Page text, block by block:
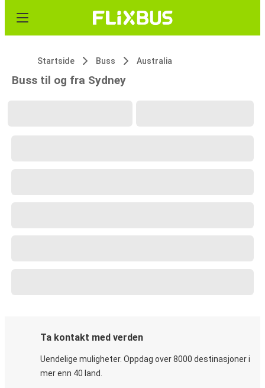
Startside Buss Australia
Buss til og fra Sydney
Ta kontakt med verden
Uendelige muligheter. Oppdag over 8000 destinasjoner i
mer enn 40 land.